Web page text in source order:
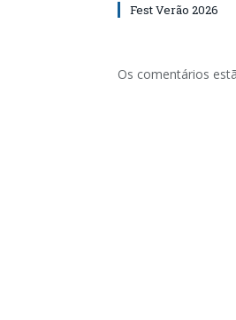
Fest Verão 2026
Os comentários